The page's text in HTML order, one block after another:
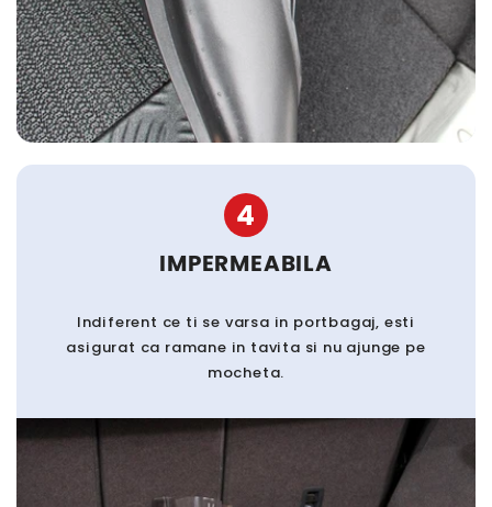
4
IMPERMEABILA
Indiferent ce ti se varsa in portbagaj, esti
asigurat ca ramane in tavita si nu ajunge pe
mocheta.